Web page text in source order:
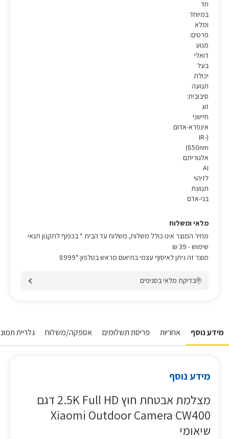
חד
במיוחד
ומלא
פרטים:
מנוע
דואלי
בעל
יכולת
תנועה
סיבובית:
זוג
חיישני
אינפרא-אדום
(IR-
850nm)
אלגוריתם
AI
לזיהוי
תנועת
בני-אדם
מלאי ומשלוח
מחיר המוצר אינו כולל משלוח, משלוח עד הבית * בכפוף לתקנון תנאי
שימוש- 39 ₪
מוצר זה ניתן לאיסוף עצמי בתיאום מראש בטלפון *8999
בדיקת מלאי בסניפים
מידע נוסף אחריות פריסת תשלומים אספקה/משלוח גלריית
מידע נוסף
מצלמת אבטחת חוץ 2.5K Full HD דגם
Xiaomi Outdoor Camera CW400
שיאומי